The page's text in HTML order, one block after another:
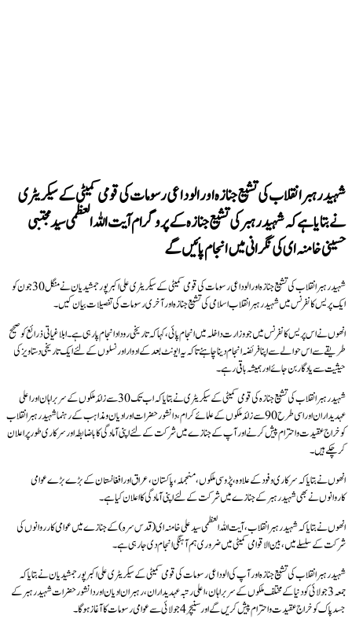
شہید رہبر انقلاب کی تشیع جنازہ اور الوداعی رسومات کی قومی کمیٹی کے سیکریٹری
نے بتایا ہے کہ شہید رہبر کی تشیع جنازہ کے پروگرام آیت اللہ العظمی سید مجتبی
حسینی خامنہ ای کی نگرانی میں انجام پائیں گے
شہید رہبر انقلاب کی تشیع جنازہ اور الوداعی رسومات کی قومی کمیٹی کے سیکریٹری علی اکبر پور جمشیدیان نے منگل 30 جون کو
ایک پریس کانفرنس میں شہید رہبر انقلاب اسلامی کی تشیع جنازہ اور آخری رسومات کی تفصیلات بیان کیں۔
انھوں نے اس پریس کانفرنس میں جو وزارت داخلہ میں انجام پائی، کہا کہ تاریخی روداد انجام پارہی ہے۔ ابلاغیاتی ذرائع کو صحیح
طریقے سے اس حوالے سے اپنا فریضہ انجام دینا چاہئے تاکہ یہ ایونٹ بعد کے ادوار اور نسلوں کے لئے ایک تاریخی دستاویز کی
حیثیت سے یاد گار بن جائے اور ہمیشہ باقی رہے۔
شہید رہبر انقلاب کی تشیع جنازہ کی قومی کمیٹی کے سیکریٹری نے بتایا کہ اب تک 30 سے زائد ملکوں کے سربراہان اور اعلی
عہدیداران اور اسی طرح 90 سے زائد ملکوں کے علمائے کرام، دانشور حضرات اور ادیان و مذاہب کے رہنما شہید رہبر انقلاب
کو خراج عقیدت و احترام پیش کرنے اور آپ کے جنازے میں شرکت کے لئے اپنی آمادگی کا باضابطہ اور سرکاری طور پر اعلان
کرچکے ہیں۔
انھوں نے بتایا کہ سرکاری وفود کے علاوہ، پڑوسی ملکوں، منجملہ، پاکستان، عراق اور افغانستان کے بڑے بڑے عوامی
کاروانوں نے بھی شہید رہبر کے جنازے میں شرکت کے لئے اپنی آمادگی کا اعلان کیا ہے ۔
انھوں نے بتایا کہ شہید رہبر انقلاب، آیت اللہ العظمی سید علی خامنہ ای (قدس سرہ) کے جنازے میں عوامی کارروانوں کی
شرکت کے سلسلے میں ، بین الاقوامی کمیٹی میں ضروری ہم آہنگی انجام دی جارہی ہے۔
شہید رہبر انقلاب کی تشیع جنازہ اور آپ کی الوداعی رسومات کی قومی کمیٹی کے سیکریٹری علی اکبر پور جمشیدیان نے بتایا کہ
جمعہ 3 جولائی کو دنیا کے مختلف ملکوں کے سربراہان، اعلی رتبہ عہدیداران، رہبران ادیان اور دانشور حضرات شہید رہبر کے
جسد پاک کو خراج عقیدت و احترام پیش کریں گے اور سنیچر 4 جولائی سے عوامی رسومات کا آغاز ہوگا۔